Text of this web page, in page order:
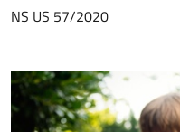
NS US 57/2020